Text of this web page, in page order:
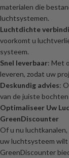
materialen die
luchtsystemen.
Luchtdichte
voorkomt u
systeem.
Snel leverbaar: Met
leveren, zodat uw
Deskundig advies:
van de juiste
Optimaliseer Uw
GreenDiscounter
Of u nu
uw luchtsysteem wilt
GreenDiscounter